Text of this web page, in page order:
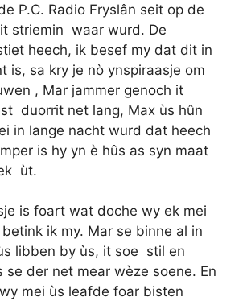
P.C. Radio Fryslân seit op de
striemin waar wurd. De
heech, ik besef my dat dit in
is, sa kry je nò ynspiraasje om
, Mar jammer genoch it
duorrit net lang, Max ùs hûn
in lange nacht wurd dat heech
is hy yn è hûs as syn maat
ùt.
is foart wat doche wy ek mei
ik my. Mar se binne al in
libben by ùs, it soe stil en
se der net mear wèze soene. En
mei ùs leafde foar bisten